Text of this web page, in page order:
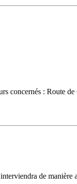
concernés : Route
de manière